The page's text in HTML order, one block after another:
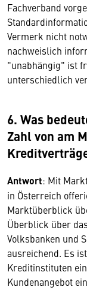
Fachverband
Vermerk nicht
nachweislich
"unabhängig" ist
unterschiedlich
6. Was
Zahl von am
Antwort: Mit
in Österreich
Marktüberblick
Überblick über
Volksbanken und
ausreichend. Es
Kreditinstituten
Kundenangebot